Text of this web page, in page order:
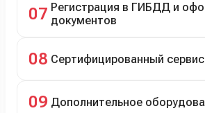
07 Регистрация в ГИБДД и
документов
08 Сертифицированный
технический ремонт.
09 Дополнительное